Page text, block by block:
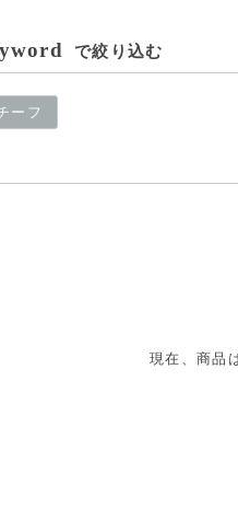
で絞り込む
ーフ
現在、商品